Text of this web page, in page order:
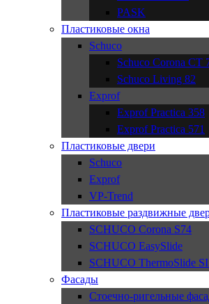
PASK
Пластиковые окна
Schuco
Schuco Corona CT
Schuco Living 82
Exprof
Exprof Practica 358
Exprof Practica 571
Пластиковые двери
Schuco
Exprof
VP-Trend
Пластиковые раздвижные
SCHUCO Corona S74
SCHUCO EasySlide
SCHUCO ThermoSlide
Фасады
Стоечно-ригельные